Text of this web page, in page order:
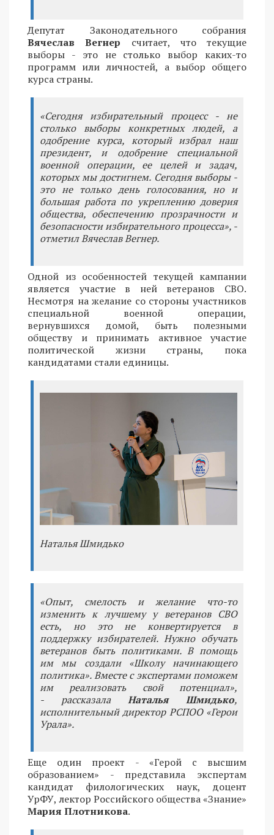
Депутат Законодательного собрания
Вячеслав Вегнер считает, что текущие
выборы - это не столько выбор каких-то
программ или личностей, а выбор общего
курса страны.
«Сегодня избирательный процесс - не
столько выборы конкретных людей, а
одобрение курса, который избрал наш
президент, и одобрение специальной
военной операции, ее целей и задач,
которых мы достигнем. Сегодня выборы -
это не только день голосования, но и
большая работа по укреплению доверия
общества, обеспечению прозрачности и
безопасности избирательного процесса», -
отметил Вячеслав Вегнер.
Одной из особенностей текущей кампании
является участие в ней ветеранов СВО.
Несмотря на желание со стороны участников
специальной военной операции,
вернувшихся домой, быть полезными
обществу и принимать активное участие
политической жизни страны, пока
кандидатами стали единицы.
Наталья Шмидько
«Опыт, смелость и желание что-то
изменить к лучшему у ветеранов СВО
есть, но это не конвертируется в
поддержку избирателей. Нужно обучать
ветеранов быть политиками. В помощь
им мы создали «Школу начинающего
политика». Вместе с экспертами поможем
им реализовать свой потенциал»,
- рассказалаНаталья Шмидько,
исполнительный директор РСПОО «Герои
Урала».
Еще один проект - «Герой с высшим
образованием» - представила экспертам
кандидат филологических наук, доцент
УрФУ, лектор Российского общества «Знание»
Мария Плотникова.